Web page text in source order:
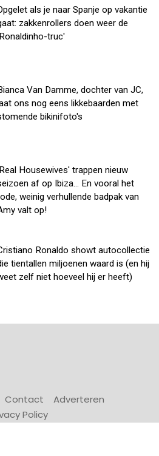
als je naar Spanje op vakantie
zakkenrollers doen weer de
truc'
Van Damme, dochter van JC,
ons nog eens likkebaarden met
bikinifoto's
Housewives' trappen nieuw
af op Ibiza... En vooral het
weinig verhullende badpak van
valt op!
Ronaldo showt autocollectie
tientallen miljoenen waard is (en hij
zelf niet hoeveel hij er heeft)
Contact
Adverteren
Policy